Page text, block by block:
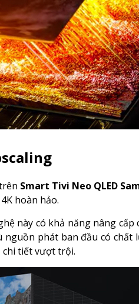
Smart Tivi Neo QLED
hoàn hảo.
này có khả năng nâng
phát ban đầu có
tiết vượt trội.